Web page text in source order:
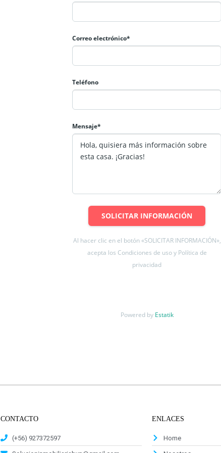
Correo electrónico*
Teléfono
Mensaje*
SOLICITAR INFORMACIÓN
Al hacer clic en el botón «SOLICITAR INFORMACIÓN»,
acepta los Condiciones de uso y Política de
privacidad
Powered by Estatik
CONTACTO
(+56) 927372597
ENLACES
Home